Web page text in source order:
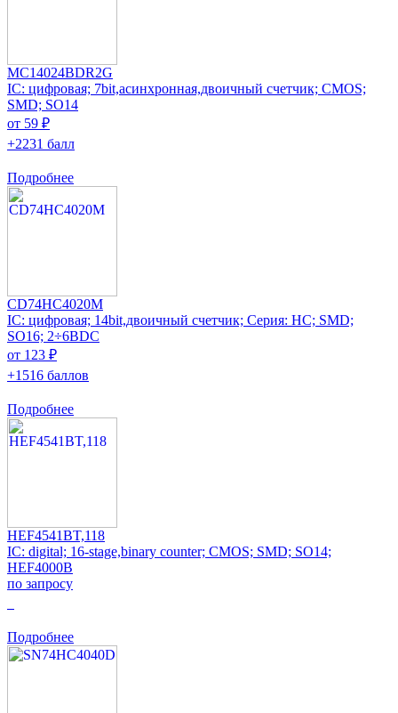
MC14024BDR2G
IC: цифровая; 7bit,асинхронная,двоичный счетчик; CMOS;
SMD; SO14
от 59 ₽
+2231 балл
Подробнее
CD74HC4020M
IC: цифровая; 14bit,двоичный счетчик; Серия: HC; SMD;
SO16; 2÷6ВDC
от 123 ₽
+1516 баллов
Подробнее
HEF4541BT,118
IC: digital; 16-stage,binary counter; CMOS; SMD; SO14;
HEF4000B
по запросу
Подробнее